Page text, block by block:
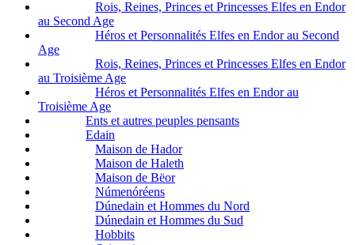
Rois, Reines, Princes et Princesses Elfes en Endor
au Second Age
Héros et Personnalités Elfes en Endor au Second
Age
Rois, Reines, Princes et Princesses Elfes en Endor
au Troisième Age
Héros et Personnalités Elfes en Endor au
Troisième Age
Ents et autres peuples pensants
Edain
Maison de Hador
Maison de Haleth
Maison de Bëor
Númenóréens
Dúnedain et Hommes du Nord
Dúnedain et Hommes du Sud
Hobbits